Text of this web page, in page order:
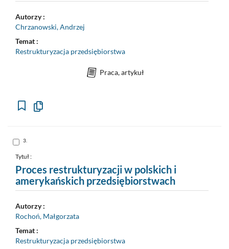
Autorzy :
Chrzanowski, Andrzej
Temat :
Restrukturyzacja przedsiębiorstwa
Praca, artykuł
Kopiuj
Skocz
do
nr
3
3.
Tytuł :
Proces restrukturyzacji w polskich i
amerykańskich przedsiębiorstwach
Autorzy :
Rochoń, Małgorzata
Temat :
Restrukturyzacja przedsiębiorstwa